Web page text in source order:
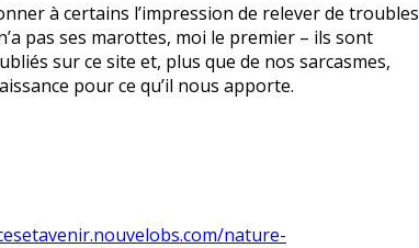
à certains l’impression de relever de troubles
pas ses marottes, moi le premier – ils sont
sur ce site et, plus que de nos sarcasmes,
pour ce qu’il nous apporte.
nature-